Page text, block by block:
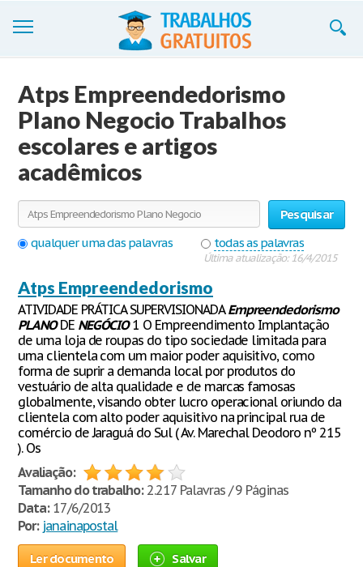
Cadastre-se
Entre
Blog
Contate-nos
Atps Empreendedorismo
Plano Negocio Trabalhos
escolares e artigos
acadêmicos
Pesquisar
qualquer uma das palavras
todas as palavras
Última atualização: 16/4/2015
Atps Empreendedorismo
ATIVIDADE PRÁTICA SUPERVISIONADAEmpreendedorismo
PLANODE NEGÓCIO1 O Empreendimento Implantação
de uma loja de roupas do tipo sociedade limitada para
uma clientela com um maior poder aquisitivo, como
forma de suprir a demanda local por produtos do
vestuário de alta qualidade e de marcas famosas
globalmente, visando obter lucro operacional oriundo da
clientela com alto poder aquisitivo na principal rua de
comércio de Jaraguá do Sul ( Av. Marechal Deodoro nº 215
). Os
Avaliação:
Tamanho do trabalho:2.217 Palavras / 9 Páginas
Data:17/6/2013
Por: janainapostal
Ler documento Salvar